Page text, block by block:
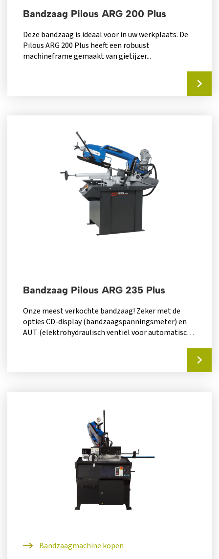
Bandzaag Pilous ARG 200 Plus
Deze bandzaag is ideaal voor in uw werkplaats. De
Pilous ARG 200 Plus heeft een robuust
machineframe gemaakt van gietijzer...
Bandzaag Pilous ARG 235 Plus
Onze meest verkochte bandzaag! Zeker met de
opties CD-display (bandzaagspanningsmeter) en
AUT (elektrohydraulisch ventiel voor automatisch
Bandzaagmachine kopen